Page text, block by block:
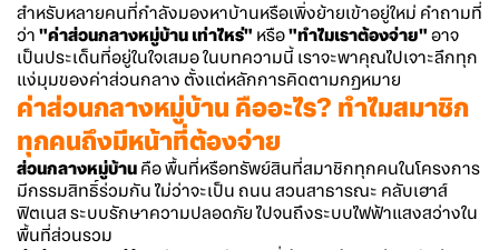
สำหรับหลายคนที่กำลังมองหาบ้านหรือเพิ่งย้ายเข้าอยู่ใหม่ คำถามที่
ว่า "ค่าส่วนกลางหมู่บ้าน เท่าไหร่" หรือ"ทำไมเราต้องจ่าย" อาจ
เป็นประเด็นที่อยู่ในใจเสมอ ในบทความนี้ เราจะพาคุณไปเจาะลึกทุก
แง่มุมของค่าส่วนกลาง ตั้งแต่หลักการคิดตามกฎหมาย
ค่าส่วนกลางหมู่บ้าน คืออะไร? ทำไมสมาชิก
ทุกคนถึงมีหน้าที่ต้องจ่าย
ส่วนกลางหมู่บ้าน คือ พื้นที่หรือทรัพย์สินที่สมาชิกทุกคนในโครงการ
มีกรรมสิทธิ์ร่วมกัน ไม่ว่าจะเป็น ถนน สวนสาธารณะ คลับเฮาส์
ฟิตเนส ระบบรักษาความปลอดภัย ไปจนถึงระบบไฟฟ้าแสงสว่างใน
พื้นที่ส่วนรวม